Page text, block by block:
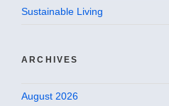
Sustainable Living
ARCHIVES
August 2026